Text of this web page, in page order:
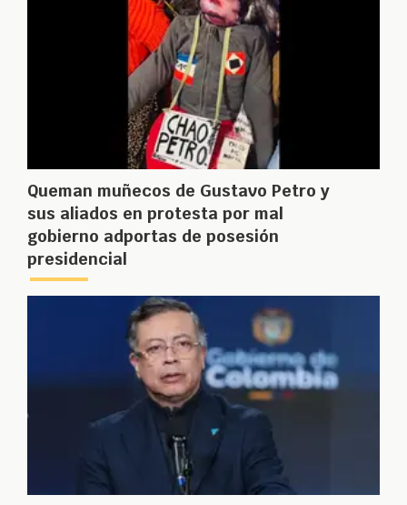
Queman muñecos de Gustavo Petro y
sus aliados en protesta por mal
gobierno adportas de posesión
presidencial